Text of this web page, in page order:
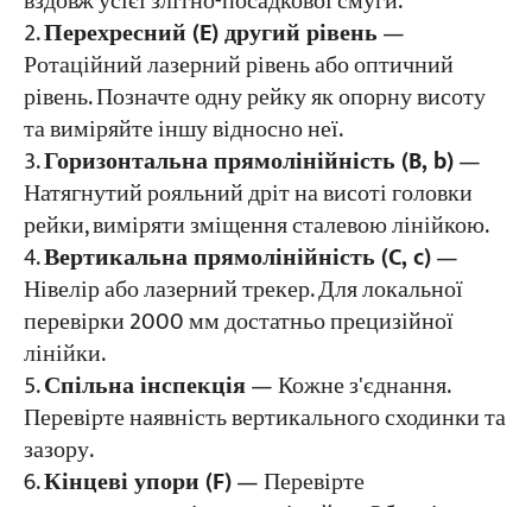
Перехресний (E) другий рівень—
Ротаційний лазерний рівень або оптичний
рівень. Позначте одну рейку як опорну висоту
та виміряйте іншу відносно неї.
Горизонтальна прямолінійність (B, b)—
Натягнутий рояльний дріт на висоті головки
рейки, виміряти зміщення сталевою лінійкою.
Вертикальна прямолінійність (C, c)—
Нівелір або лазерний трекер. Для локальної
перевірки 2000 мм достатньо прецизійної
лінійки.
Спільна інспекція— Кожне з'єднання.
Перевірте наявність вертикального сходинки та
зазору.
Кінцеві упори (F)— Перевірте